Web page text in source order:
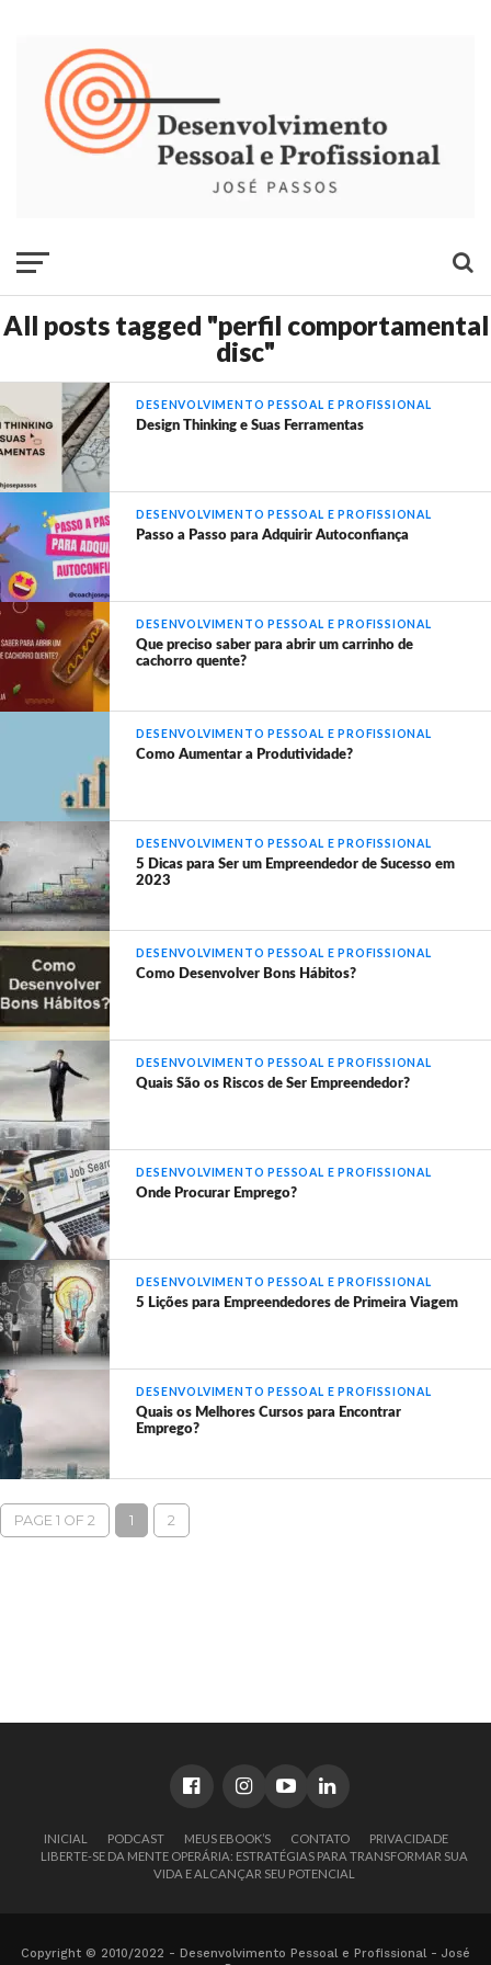
All posts tagged "perfil comportamental
disc"
DESENVOLVIMENTO PESSOAL E PROFISSIONAL
Design Thinking e Suas Ferramentas
DESENVOLVIMENTO PESSOAL E PROFISSIONAL
Passo a Passo para Adquirir Autoconfiança
DESENVOLVIMENTO PESSOAL E PROFISSIONAL
Que preciso saber para abrir um carrinho de
cachorro quente?
DESENVOLVIMENTO PESSOAL E PROFISSIONAL
Como Aumentar a Produtividade?
DESENVOLVIMENTO PESSOAL E PROFISSIONAL
5 Dicas para Ser um Empreendedor de Sucesso em
2023
DESENVOLVIMENTO PESSOAL E PROFISSIONAL
Como Desenvolver Bons Hábitos?
DESENVOLVIMENTO PESSOAL E PROFISSIONAL
Quais São os Riscos de Ser Empreendedor?
DESENVOLVIMENTO PESSOAL E PROFISSIONAL
Onde Procurar Emprego?
DESENVOLVIMENTO PESSOAL E PROFISSIONAL
5 Lições para Empreendedores de Primeira Viagem
DESENVOLVIMENTO PESSOAL E PROFISSIONAL
Quais os Melhores Cursos para Encontrar
Emprego?
PAGE 1 OF 2 1 2
INICIAL PODCAST MEUS EBOOK’S CONTATO
PRIVACIDADE
LIBERTE-SE DA MENTE OPERÁRIA: ESTRATÉGIAS PARA TRANSFORMAR SUA
VIDA E ALCANÇAR SEU POTENCIAL
Copyright © 2010/2022 - Desenvolvimento Pessoal e Profissional - José